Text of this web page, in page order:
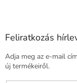
L
Feliratkozás
Adja meg az e-mail
új termékeiről.